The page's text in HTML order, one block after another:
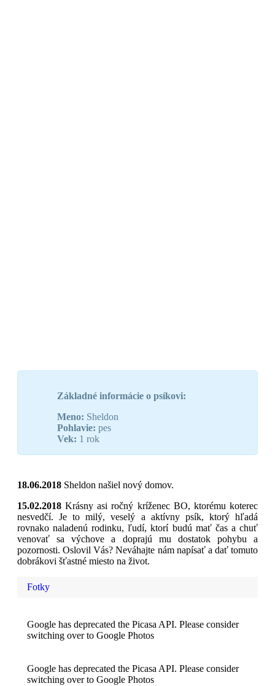
Základné informácie o psíkovi:
Meno: Sheldon
Pohlavie: pes
Vek: 1 rok
18.06.2018 Sheldon našiel nový domov.
15.02.2018 Krásny asi ročný kríženec BO, ktorému koterec
nesvedčí. Je to milý, veselý a aktívny psík, ktorý hľadá
rovnako naladenú rodinku, ľudí, ktorí budú mať čas a chuť
venovať sa výchove a doprajú mu dostatok pohybu a
pozornosti. Oslovil Vás? Neváhajte nám napísať a dať tomuto
dobrákovi šťastné miesto na život.
Fotky
Google has deprecated the Picasa API. Please consider
switching over to Google Photos
Google has deprecated the Picasa API. Please consider
switching over to Google Photos